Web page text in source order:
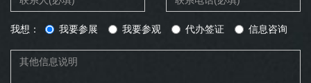
我想： 我要参展 我要参观 代办签证 信息咨询